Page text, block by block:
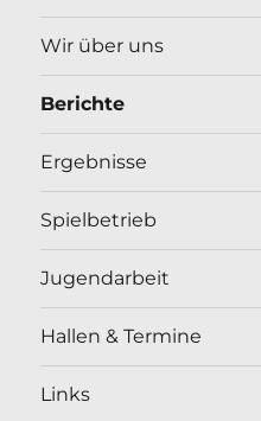
Wir über uns
Berichte
Ergebnisse
Spielbetrieb
Jugendarbeit
Hallen & Termine
Links